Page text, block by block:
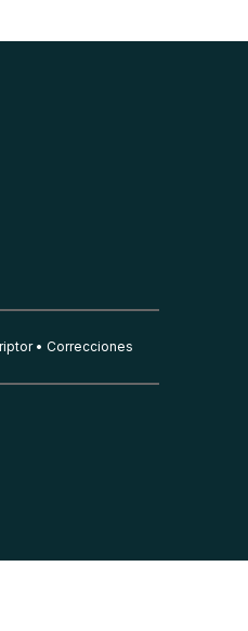
Correcciones